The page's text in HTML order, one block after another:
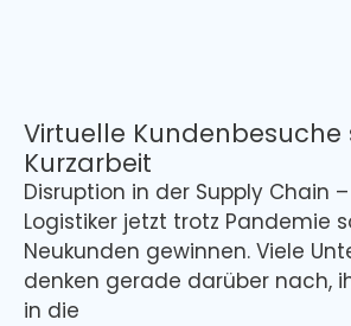
Virtuelle
Kurzarbeit
Disruption in der Supply Chain
Logistiker jetzt trotz Pandemie
Neukunden gewinnen. Viele
denken gerade darüber nach,
in die